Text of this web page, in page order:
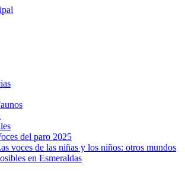
del paro 2025
voces de las niñas y los niños: otros mundos
en Esmeraldas